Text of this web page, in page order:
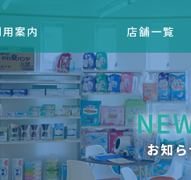
用案内 店舗一覧
お知